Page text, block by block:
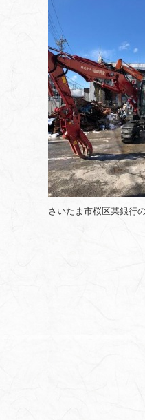
さいたま市桜区某銀行